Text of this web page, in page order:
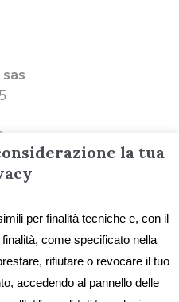
la tua
per finalità tecniche e, con il
come specificato nella
rifiutare o revocare il tuo
accedendo al pannello delle